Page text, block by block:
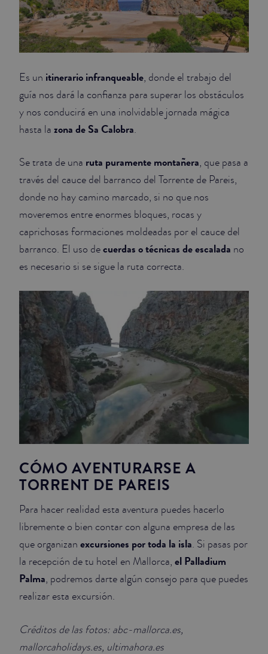
Es un itinerario infranqueable, donde el trabajo del
guía nos dará la confianza para superar los obstáculos
y nos conducirá en una inolvidable jornada mágica
hasta la zona de Sa Calobra.
Se trata de una ruta puramente montañera, que pasa a
través del cauce del barranco del Torrente de Pareis,
donde no hay camino marcado, si no que nos
moveremos entre enormes bloques, rocas y
caprichosas formaciones moldeadas por el cauce del
barranco. El uso decuerdas o técnicas de escalada no
es necesario si se sigue la ruta correcta.
CÓMO AVENTURARSE A
TORRENT DE PAREIS
Para hacer realidad esta aventura puedes hacerlo
libremente o bien contar con alguna empresa de las
que organizan excursiones por toda la isla. Si pasas por
la recepción de tu hotel en Mallorca, el Palladium
Palma, podremos darte algún consejo para que puedes
realizar esta excursión.
Créditos de las fotos: abc-mallorca.es,
mallorcaholidays.es, ultimahora.es